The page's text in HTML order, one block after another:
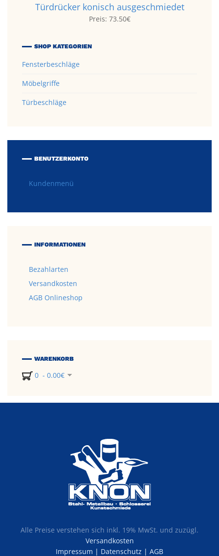
Türdrücker konisch ausgeschmiedet
Preis: 73.50€
SHOP KATEGORIEN
Fensterbeschläge
Möbelgriffe
Türbeschläge
BENUTZERKONTO
Kundenmenü
INFORMATIONEN
Bezahlarten
Versandkosten
AGB Onlineshop
WARENKORB
0 - 0.00€
Alle Preise verstehen sich inkl. 19% MwSt. und zuzügl.
Versandkosten
Impressum | Datenschutz | AGB